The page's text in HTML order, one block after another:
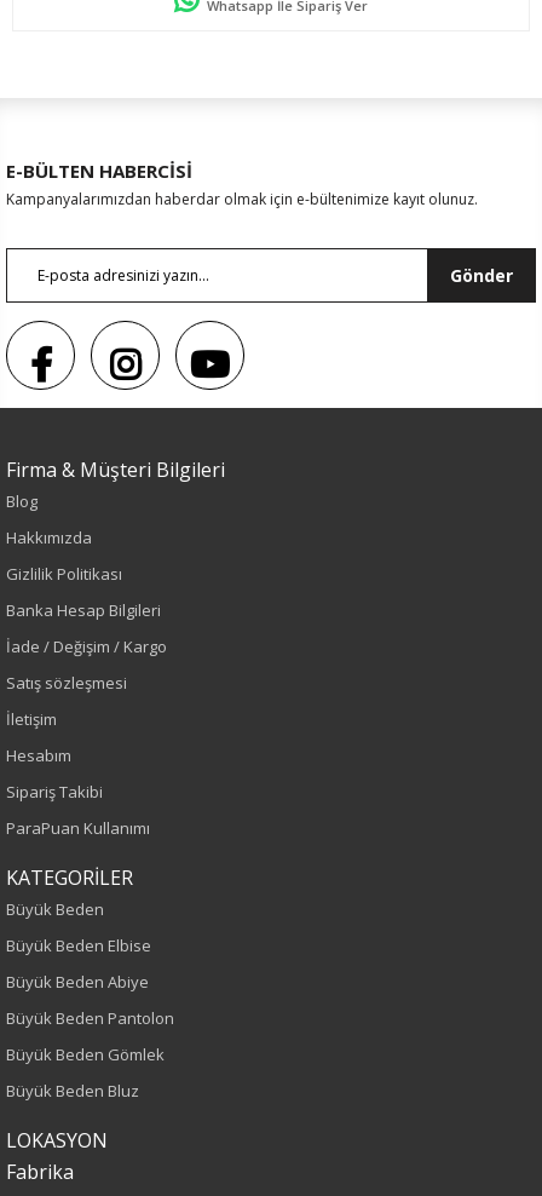
Sezon : YAZLIK
Renk
Mavi
Sezon
İlkbahar-Yaz
Yaş Grubu
Bel
Normal Bel
Kalıp
Büyük Beden
80
Whatsapp İle Sipariş Ver
E-BÜLTEN HABERCİSİ
Kampanyalarımızdan haberdar olmak için e-bültenimize kayıt olunuz.
Gönder
Firma & Müşteri Bilgileri
Blog
Hakkımızda
Gizlilik Politikası
Banka Hesap Bilgileri
İade / Değişim / Kargo
Satış sözleşmesi
İletişim
Hesabım
Sipariş Takibi
ParaPuan Kullanımı
KATEGORİLER
Büyük Beden
Büyük Beden Elbise
Büyük Beden Abiye
Büyük Beden Pantolon
Büyük Beden Gömlek
Büyük Beden Bluz
LOKASYON
Fabrika